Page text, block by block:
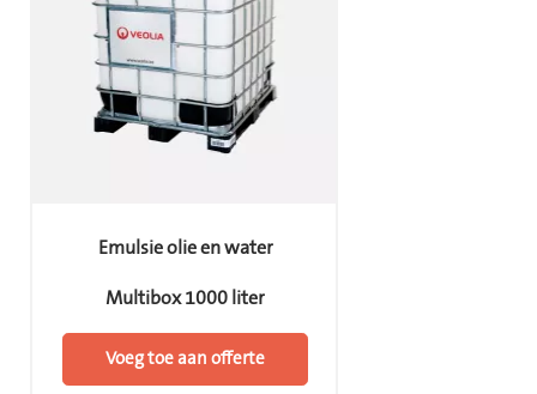
Emulsie olie en water
Multibox 1000 liter
Voeg toe aan offerte